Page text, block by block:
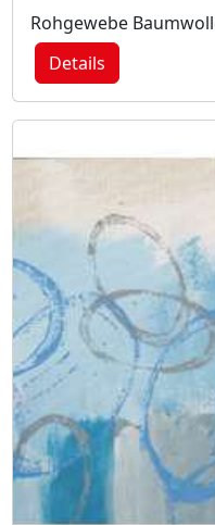
Rohgewebe
Details